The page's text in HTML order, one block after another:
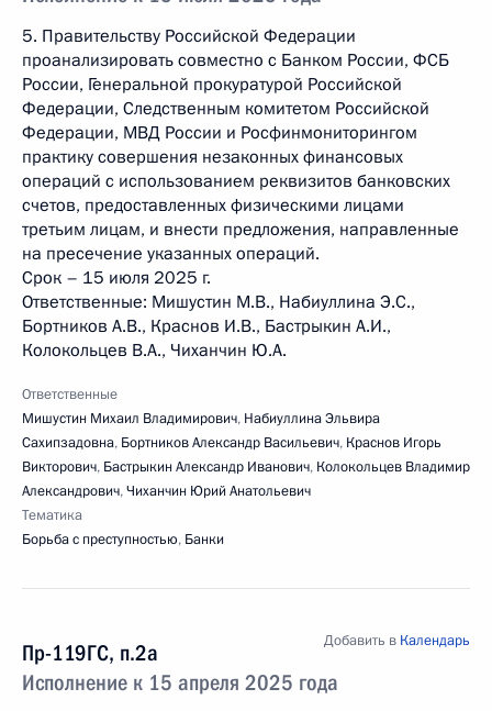
5. Правительству Российской Федерации
проанализировать совместно с Банком России, ФСБ
России, Генеральной прокуратурой Российской
Федерации, Следственным комитетом Российской
Федерации, МВД России и Росфинмониторингом
практику совершения незаконных финансовых
операций с использованием реквизитов банковских
счетов, предоставленных физическими лицами
третьим лицам, и внести предложения, направленные
на пресечение указанных операций.
Срок – 15 июля 2025 г.
Ответственные: Мишустин М.В., Набиуллина Э.С.,
Бортников А.В., Краснов И.В., Бастрыкин А.И.,
Колокольцев В.А., Чиханчин Ю.А.
Ответственные
Мишустин Михаил Владимирович, Набиуллина Эльвира
Сахипзадовна, Бортников Александр Васильевич, Краснов Игорь
Викторович, Бастрыкин Александр Иванович, Колокольцев Владимир
Александрович,Чиханчин Юрий Анатольевич
Тематика
Борьба с преступностью, Банки
Пр-119ГС, п.2а
Исполнение к 15 апреля 2025 года
Добавить в Календарь